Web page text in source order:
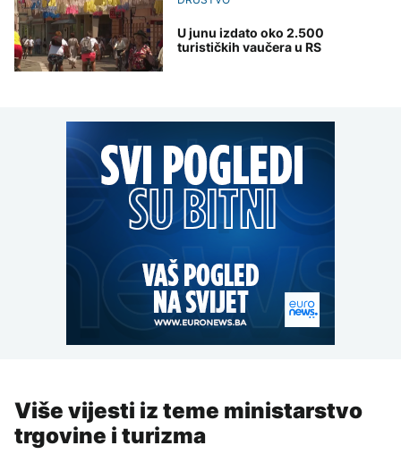
U junu izdato oko 2.500
turističkih vaučera u RS
Više vijesti iz teme ministarstvo
trgovine i turizma